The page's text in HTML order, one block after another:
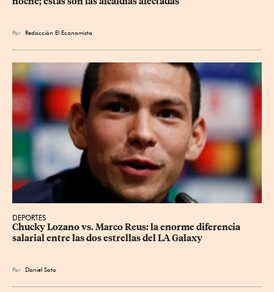
Por Redacción El Economista
DEPORTES
Chucky Lozano vs. Marco Reus: la enorme diferencia
salarial entre las dos estrellas del LA Galaxy
Por Daniel Soto